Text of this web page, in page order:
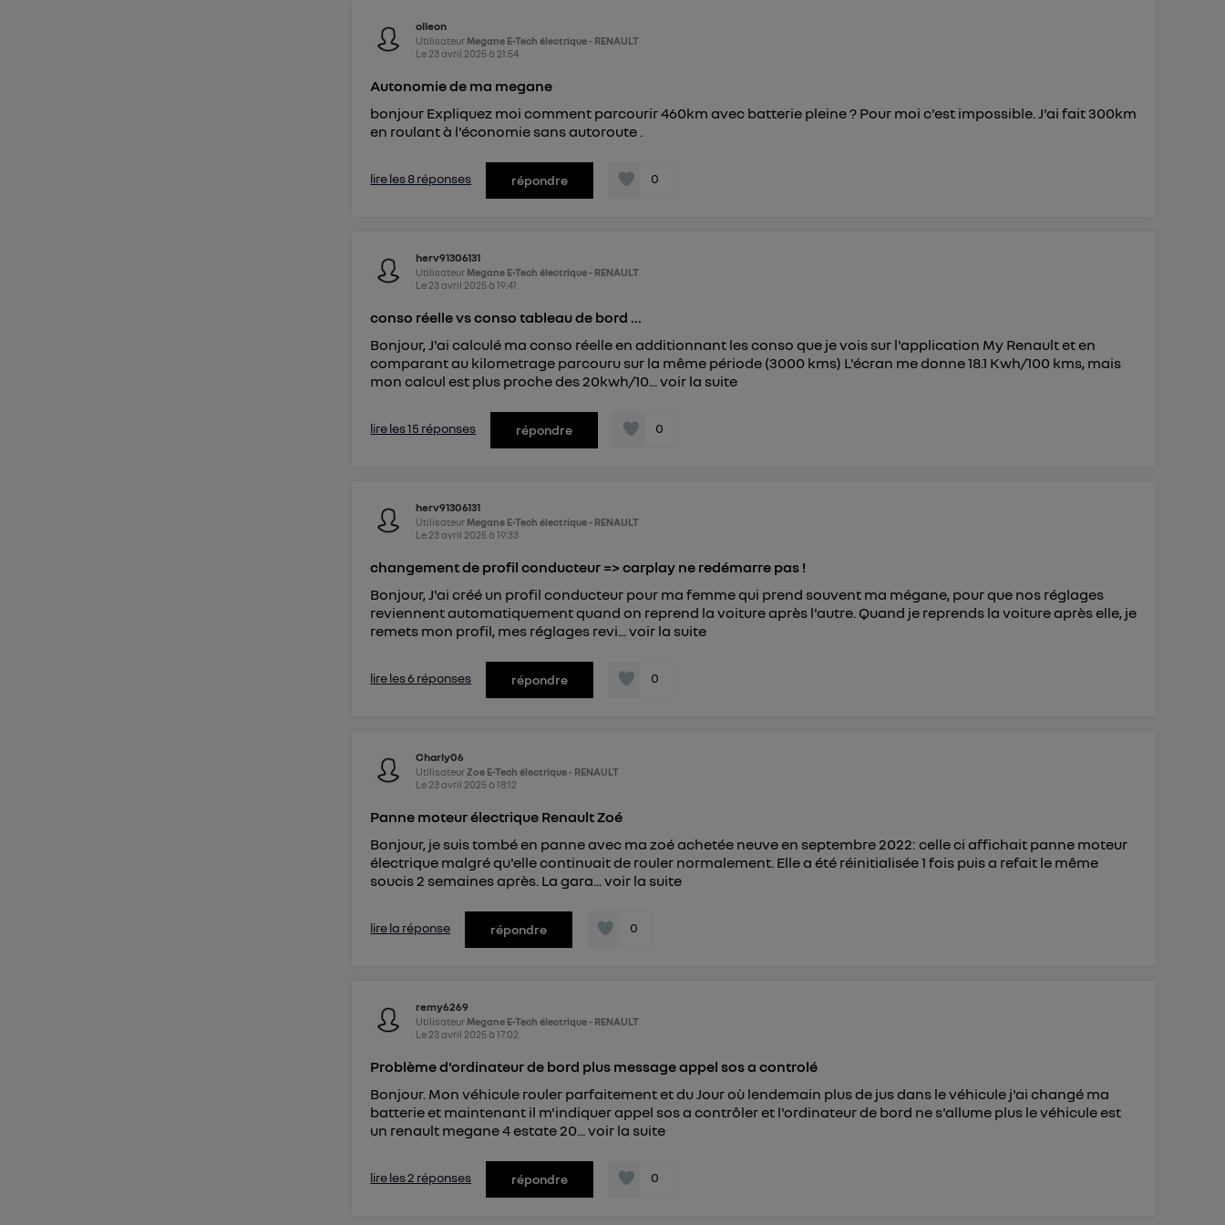
olleon
Utilisateur Megane E-Tech électrique - RENAULT
Le 23 avril 2025à 21:54
Autonomie de ma megane
bonjour Expliquez moi comment parcourir 460km avec batterie pleine ? Pour moi c'est impossible. J'ai fait 300km
en roulant à l'économie sans autoroute .
lire les 8 réponses répondre 0
herv91306131
Utilisateur Megane E-Tech électrique - RENAULT
Le 23 avril 2025à19:41
conso réelle vs conso tableau de bord ...
Bonjour, J'ai calculé ma conso réelle en additionnant les conso que je vois sur l'application My Renault et en
comparant au kilometrage parcouru sur la même période (3000 kms) L'écran me donne 18.1 Kwh/100 kms, mais
mon calcul est plus proche des 20kwh/10...voir la suite
lire les 15 réponses répondre 0
herv91306131
Utilisateur Megane E-Tech électrique - RENAULT
Le 23 avril 2025à19:33
changement de profil conducteur => carplay ne redémarre pas !
Bonjour, J'ai créé un profil conducteur pour ma femme qui prend souvent ma mégane, pour que nos réglages
reviennent automatiquement quand on reprend la voiture après l'autre. Quand je reprends la voiture après elle, je
remets mon profil, mes réglages revi...voir la suite
lire les 6 réponses répondre 0
Charly06
UtilisateurZoe E-Tech électrique - RENAULT
Le 23 avril 2025à18:12
Panne moteur électrique Renault Zoé
Bonjour, je suis tombé en panne avec ma zoé achetée neuve en septembre 2022: celle ci affichait panne moteur
électrique malgré qu'elle continuait de rouler normalement. Elle a été réinitialisée 1 fois puis a refait le même
soucis 2 semaines après. La gara...voir la suite
lire la réponse répondre 0
remy6269
Utilisateur Megane E-Tech électrique - RENAULT
Le 23 avril 2025à17:02
Problème d'ordinateur de bord plus message appel sos a controlé
Bonjour. Mon véhicule rouler parfaitement et du Jour où lendemain plus de jus dans le véhicule j'ai changé ma
batterie et maintenant il m'indiquer appel sos a contrôler et l'ordinateur de bord ne s'allume plus le véhicule est
un renault megane 4 estate 20...voir la suite
lire les 2 réponses répondre 0
d'informations, veuillez consulter